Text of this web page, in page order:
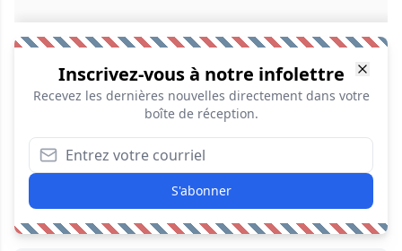
Inscrivez-vous à notre infolettre
Recevez les dernières nouvelles directement dans votre
boîte de réception.
S'abonner